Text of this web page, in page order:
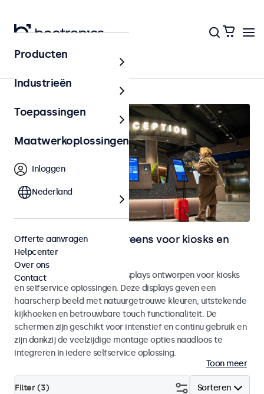
Home
Monitoren en touchscreens voor kiosks en
selfservice
Monitoren en touchscreen displays ontworpen voor kiosks
en selfservice oplossingen. Deze displays geven een
haarscherp beeld met natuurgetrouwe kleuren, uitstekende
kijkhoeken en betrouwbare touch functionaliteit. De
schermen zijn geschikt voor intenstief en continu gebruik en
zijn dankzij de veelzijdige montage opties naadloos te
integreren in iedere selfservice oplossing.
Toon meer
Sorteren
Filter (3)
Producten
Industrieën
Toepassingen
Maatwerkoplossingen
Inloggen
Nederland
Offerte aanvragen
Helpcenter
Over ons
Contact